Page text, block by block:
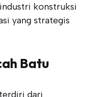
konstruksi
yang strategis
Batu
dari